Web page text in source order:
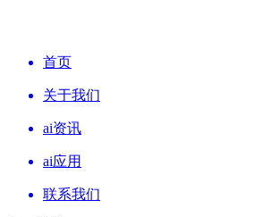
首页
关于我们
ai资讯
ai应用
联系我们